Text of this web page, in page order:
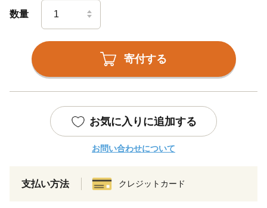
数量
寄付する
お気に入りに追加する
お問い合わせについて
支払い方法 クレジットカード